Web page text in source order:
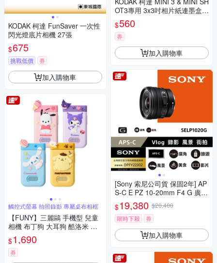
KODAK 柯達 FunSaver 一次性
閃光燈底片相機 27張
$675
挑戰低價 券
加入購物車
觸控式螢幕 拍照錄影 專屬桌布相框
【FUNY】三麗鷗 手機型 兒童
相機 布丁狗 大耳狗 酷洛米 帕
恰狗
$1,690
券
OT3專用 3x3吋相片紙連墨盒(3
0張) 公司貨
$560
券
加入購物車
[Sony 索尼公司貨 保固2年] AP
S-C E PZ 10-20mm F4 G 廣角
電動變焦鏡 SELP1020G
$19,380 $20,400
限時下殺
券
加入購物車